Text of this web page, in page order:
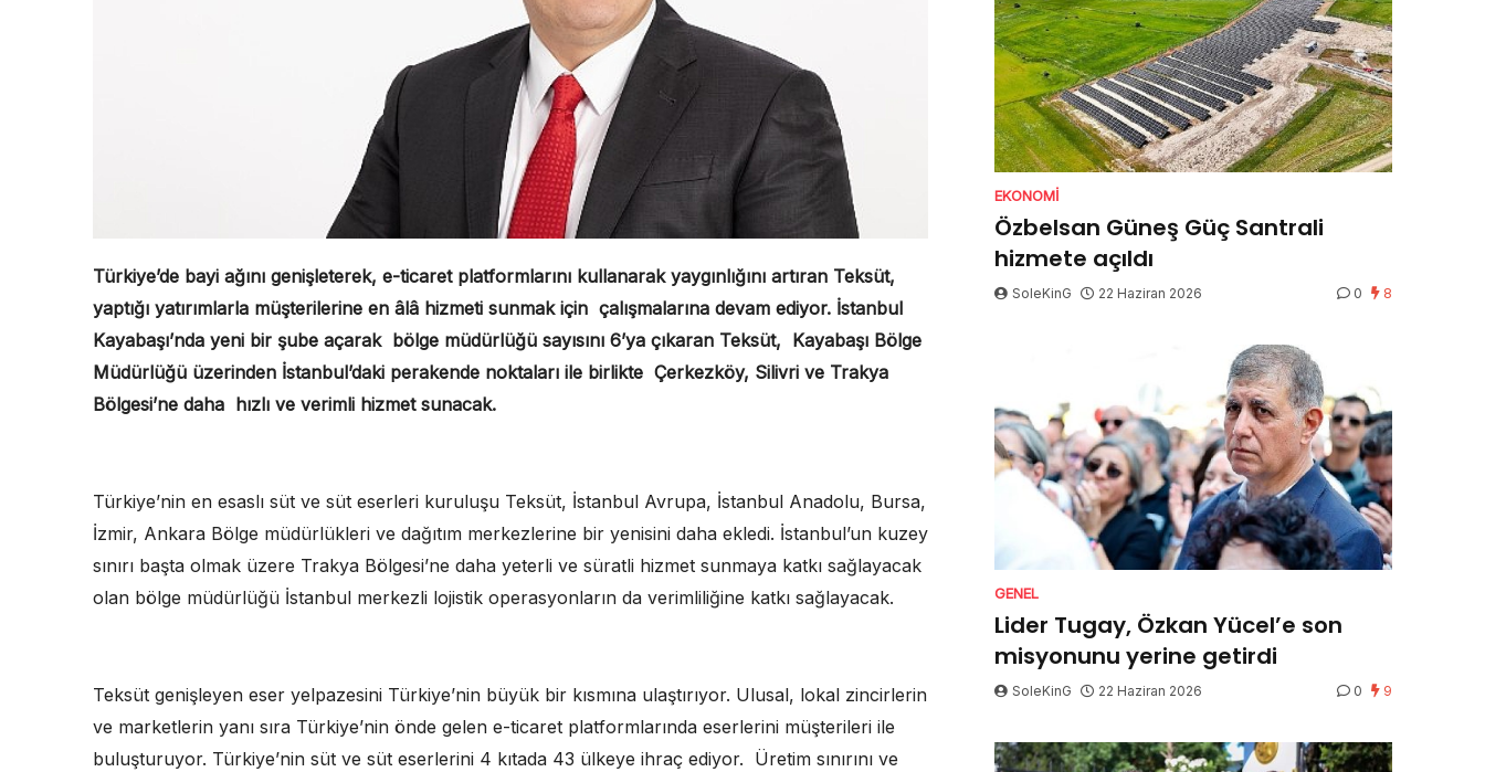
Türkiye’de bayi ağını genişleterek, e-ticaret platformlarını kullanarak yaygınlığını artıran Teksüt,
yaptığı yatırımlarla müşterilerine en âlâ hizmeti sunmak için çalışmalarına devam ediyor. İstanbul
Kayabaşı’nda yeni bir şube açarak bölge müdürlüğü sayısını 6’ya çıkaran Teksüt, Kayabaşı Bölge
Müdürlüğü üzerinden İstanbul’daki perakende noktaları ile birlikte Çerkezköy, Silivri ve Trakya
Bölgesi’ne daha hızlı ve verimli hizmet sunacak.
Türkiye’nin en esaslı süt ve süt eserleri kuruluşu Teksüt, İstanbul Avrupa, İstanbul Anadolu, Bursa,
İzmir, Ankara Bölge müdürlükleri ve dağıtım merkezlerine bir yenisini daha ekledi. İstanbul’un kuzey
sınırı başta olmak üzere Trakya Bölgesi’ne daha yeterli ve süratli hizmet sunmaya katkı sağlayacak
olan bölge müdürlüğü İstanbul merkezli lojistik operasyonların da verimliliğine katkı sağlayacak.
Teksüt genişleyen eser yelpazesini Türkiye’nin büyük bir kısmına ulaştırıyor. Ulusal, lokal zincirlerin
ve marketlerin yanı sıra Türkiye’nin önde gelen e-ticaret platformlarında eserlerini müşterileri ile
buluşturuyor. Türkiye’nin süt ve süt eserlerini 4 kıtada 43 ülkeye ihraç ediyor. Üretim sınırını ve
EKONOMI
Özbelsan Güneş Güç Santrali
hizmete açıldı
SoleKinG 22 Haziran 2026 0 8
GENEL
Lider Tugay, Özkan Yücel’e son
misyonunu yerine getirdi
SoleKinG 22 Haziran 2026 0 9